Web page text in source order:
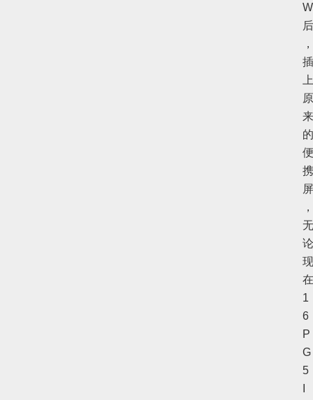
W
后
，
插
上
原
来
的
便
携
屏
，
无
论
现
在
1
6
P
G
5